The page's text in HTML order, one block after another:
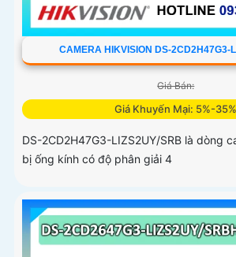
CAMERA HIKVISION DS-2CD2H47G3-
Giá Bán:
Giá Khuyến Mại: 5%-35%
DS-2CD2H47G3-LIZS2UY/SRB là dòng
bị ống kính có độ phân giải 4